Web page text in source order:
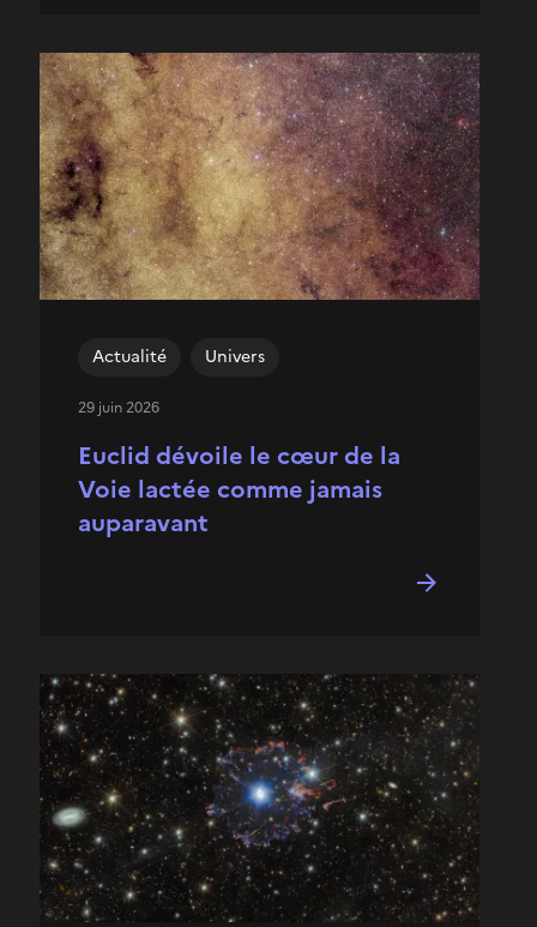
Euclid dévoile le cœur de la
Voie lactée comme jamais
auparavant
Actualité Univers
29 juin 2026